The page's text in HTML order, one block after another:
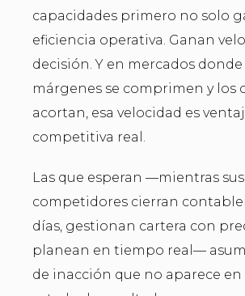
capacidades primero no solo
eficiencia operativa. Ganan
decisión. Y en mercados donde
márgenes se comprimen y los
acortan, esa velocidad es
competitiva real.
Las que esperan —mientras sus
competidores cierran
días, gestionan cartera con
planean en tiempo real—
de inacción que no aparece